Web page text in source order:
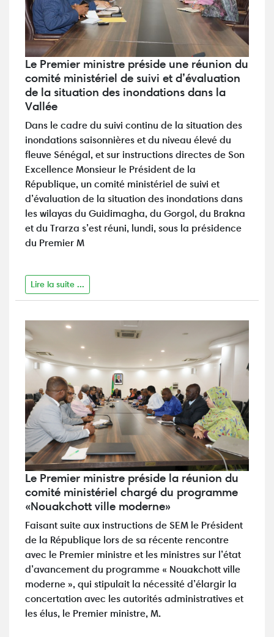
Le Premier ministre préside une réunion du
comité ministériel de suivi et d’évaluation
de la situation des inondations dans la
Vallée
Dans le cadre du suivi continu de la situation des
inondations saisonnières et du niveau élevé du
fleuve Sénégal, et sur instructions directes de Son
Excellence Monsieur le Président de la
République, un comité ministériel de suivi et
d’évaluation de la situation des inondations dans
les wilayas du Guidimagha, du Gorgol, du Brakna
et du Trarza s’est réuni, lundi, sous la présidence
du Premier M
Lire la suite ...
Le Premier ministre préside la réunion du
comité ministériel chargé du programme
«Nouakchott ville moderne»
Faisant suite aux instructions de SEM le Président
de la République lors de sa récente rencontre
avec le Premier ministre et les ministres sur l’état
d’avancement du programme « Nouakchott ville
moderne », qui stipulait la nécessité d’élargir la
concertation avec les autorités administratives et
les élus, le Premier ministre, M.